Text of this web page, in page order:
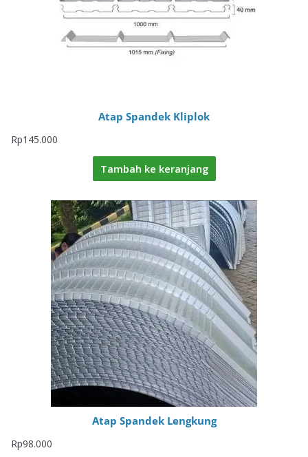
Atap Spandek Kliplok
Rp145.000
Tambah ke keranjang
Atap Spandek Lengkung
Rp98.000